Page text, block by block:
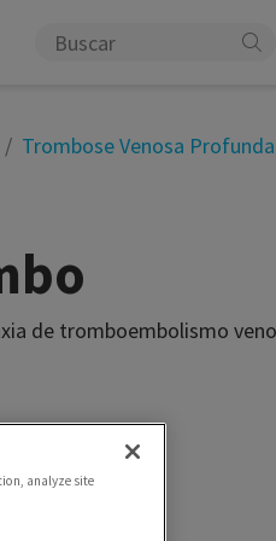
Trombose Venosa
de tromboembolismo
analyze site